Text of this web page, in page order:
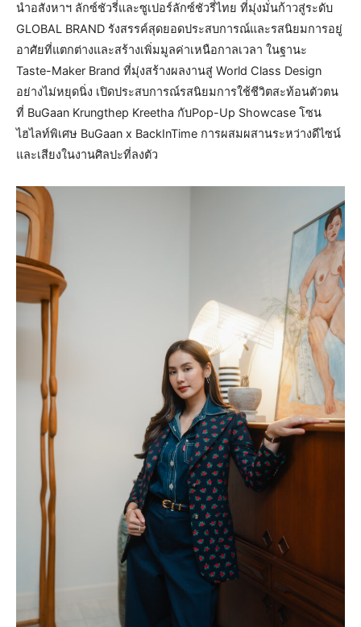
นำอสังหาฯ ลักซ์ชัวรี่และซูเปอร์ลักซ์ชัวรี่ไทย ที่มุ่งมั่นก้าวสู่ระดับ
GLOBAL BRAND รังสรรค์สุดยอดประสบการณ์และรสนิยมการอยู่
อาศัยที่แตกต่างและสร้างเพิ่มมูลค่าเหนือกาลเวลา ในฐานะ
Taste-Maker Brand ที่มุ่งสร้างผลงานสู่ World Class Design
อย่างไม่หยุดนิ่ง เปิดประสบการณ์รสนิยมการใช้ชีวิตสะท้อนตัวตน
ที่ BuGaan Krungthep Kreetha กับPop-Up Showcase โซน
ไฮไลท์พิเศษ BuGaan x BackInTime การผสมผสานระหว่างดีไซน์
และเสียงในงานศิลปะที่ลงตัว